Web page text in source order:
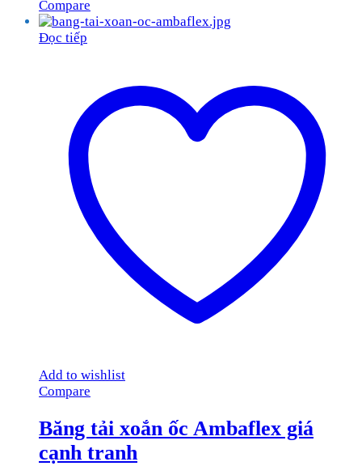
Compare
Đọc tiếp
Add to wishlist
Compare
Băng tải xoắn ốc Ambaflex giá
cạnh tranh